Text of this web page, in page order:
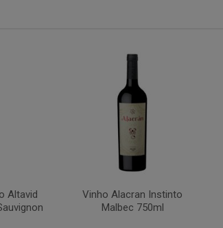
Altavid
Vinho Alacran Instinto
Malbec 750ml